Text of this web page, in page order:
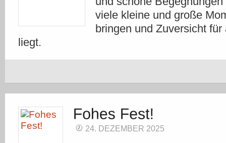
viele kleine und große
bringen und Zuversicht
liegt.
24. DEZEMBER 2025